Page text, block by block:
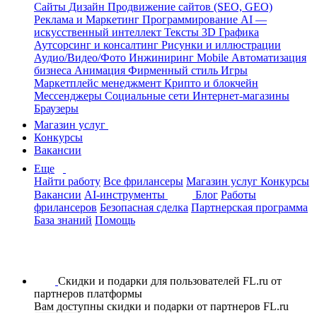
Сайты Дизайн Продвижение сайтов (SEO, GEO)
Реклама и Маркетинг Программирование AI —
искусственный интеллект Тексты 3D Графика
Аутсорсинг и консалтинг Рисунки и иллюстрации
Аудио/Видео/Фото Инжиниринг Mobile Автоматизация
бизнеса Анимация Фирменный стиль Игры
Маркетплейс менеджмент Крипто и блокчейн
Мессенджеры Социальные сети Интернет-магазины
Браузеры
Магазин услуг
Конкурсы
Вакансии
Еще
Найти работу Все фрилансеры Магазин услуг Конкурсы
Вакансии AI-инструменты Блог Работы
фрилансеров Безопасная сделка Партнерская программа
База знаний Помощь
Скидки и подарки для пользователей FL.ru от
партнеров платформы
Вам доступны скидки и подарки от партнеров FL.ru